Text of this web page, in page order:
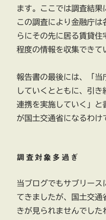
ます。ここでは調査結果
この調査により金融庁
らにその先に居る賃貸
程度の情報を収集できて
報告書の最後には、「当
していくとともに、引
連携を実施していく」と
が国土交通省になるわけ
調査対象多過ぎ
当ブログでもサブリー
てきましたが、国土交
きが見られませんでした